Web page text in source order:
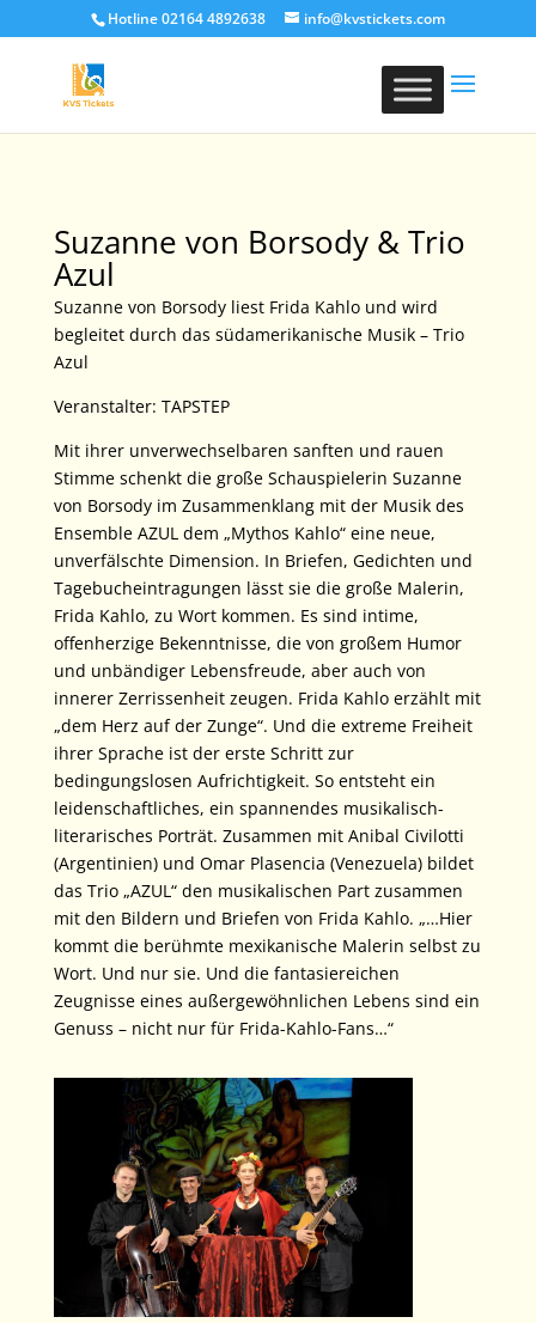
Hotline 02164 4892638 info@kvstickets.com
Suzanne von Borsody & Trio
Azul
Suzanne von Borsody liest Frida Kahlo und wird
begleitet durch das südamerikanische Musik – Trio
Azul
Veranstalter: TAPSTEP
Mit ihrer unverwechselbaren sanften und rauen
Stimme schenkt die große Schauspielerin Suzanne
von Borsody im Zusammenklang mit der Musik des
Ensemble AZUL dem „Mythos Kahlo“ eine neue,
unverfälschte Dimension. In Briefen, Gedichten und
Tagebucheintragungen lässt sie die große Malerin,
Frida Kahlo, zu Wort kommen. Es sind intime,
offenherzige Bekenntnisse, die von großem Humor
und unbändiger Lebensfreude, aber auch von
innerer Zerrissenheit zeugen. Frida Kahlo erzählt mit
„dem Herz auf der Zunge“. Und die extreme Freiheit
ihrer Sprache ist der erste Schritt zur
bedingungslosen Aufrichtigkeit. So entsteht ein
leidenschaftliches, ein spannendes musikalisch-
literarisches Porträt. Zusammen mit Anibal Civilotti
(Argentinien) und Omar Plasencia (Venezuela) bildet
das Trio „AZUL“ den musikalischen Part zusammen
mit den Bildern und Briefen von Frida Kahlo. „…Hier
kommt die berühmte mexikanische Malerin selbst zu
Wort. Und nur sie. Und die fantasiereichen
Zeugnisse eines außergewöhnlichen Lebens sind ein
Genuss – nicht nur für Frida-Kahlo-Fans…“